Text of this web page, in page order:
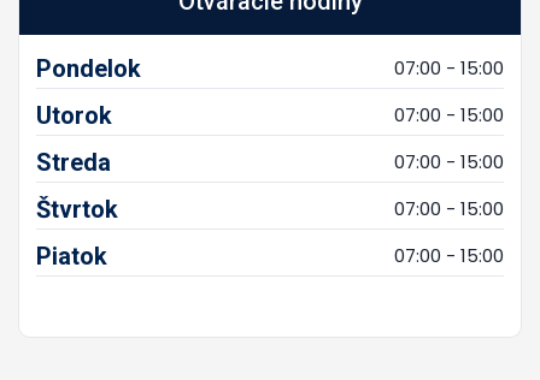
Pondelok 07:00 - 15:00
Utorok 07:00 - 15:00
Streda 07:00 - 15:00
Štvrtok 07:00 - 15:00
Piatok 07:00 - 15:00